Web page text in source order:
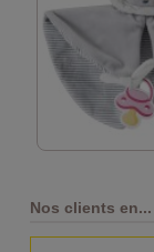
Nos clients en...